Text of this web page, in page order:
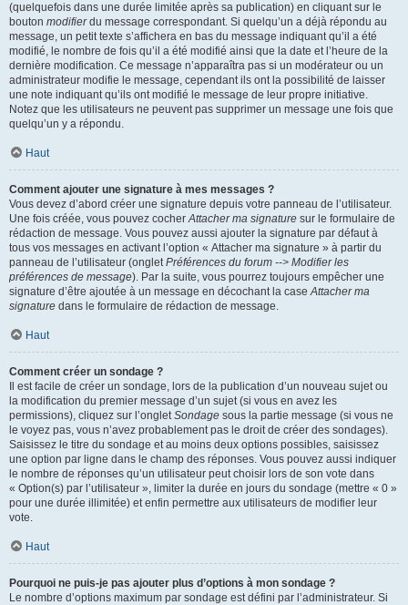
(quelquefois dans une durée limitée après sa publication) en cliquant sur le
bouton modifierdu message correspondant. Si quelqu’un a déjà répondu au
message, un petit texte s’affichera en bas du message indiquant qu’il a été
modifié, le nombre de fois qu’il a été modifié ainsi que la date et l’heure de la
dernière modification. Ce message n’apparaîtra pas si un modérateur ou un
administrateur modifie le message, cependant ils ont la possibilité de laisser
une note indiquant qu’ils ont modifié le message de leur propre initiative.
Notez que les utilisateurs ne peuvent pas supprimer un message une fois que
quelqu’un y a répondu.
Haut
Comment ajouter une signature à mes messages ?
Vous devez d’abord créer une signature depuis votre panneau de l’utilisateur.
Une fois créée, vous pouvez cocherAttacher ma signature sur le formulaire de
rédaction de message. Vous pouvez aussi ajouter la signature par défaut à
tous vos messages en activant l’option « Attacher ma signature » à partir du
panneau de l’utilisateur (ongletPréférences du forum --> Modifier les
préférences de message). Par la suite, vous pourrez toujours empêcher une
signature d’être ajoutée à un message en décochant la caseAttacher ma
signature dans le formulaire de rédaction de message.
Haut
Comment créer un sondage ?
Il est facile de créer un sondage, lors de la publication d’un nouveau sujet ou
la modification du premier message d’un sujet (si vous en avez les
permissions), cliquez sur l’ongletSondage sous la partie message (si vous ne
le voyez pas, vous n’avez probablement pas le droit de créer des sondages).
Saisissez le titre du sondage et au moins deux options possibles, saisissez
une option par ligne dans le champ des réponses. Vous pouvez aussi indiquer
le nombre de réponses qu’un utilisateur peut choisir lors de son vote dans
« Option(s) par l’utilisateur », limiter la durée en jours du sondage (mettre « 0 »
pour une durée illimitée) et enfin permettre aux utilisateurs de modifier leur
vote.
Haut
Pourquoi ne puis-je pas ajouter plus d’options à mon sondage ?
Le nombre d’options maximum par sondage est défini par l’administrateur. Si